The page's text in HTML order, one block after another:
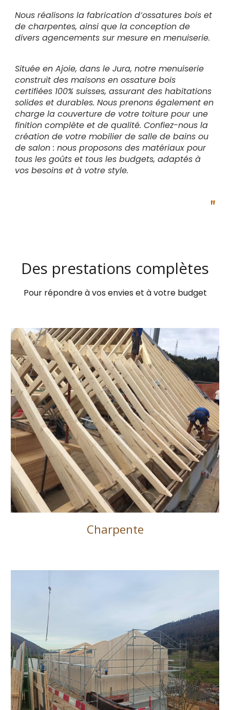
Nous réalisons la fabrication d’ossatures bois et
de charpentes, ainsi que la conception de
divers agencements sur mesure en menuiserie.
Située en Ajoie, dans le Jura, notre menuiserie
construit des maisons en ossature bois
certifiées 100% suisses, assurant des habitations
solides et durables. Nous prenons également en
charge la couverture de votre toiture pour une
finition complète et de qualité. Confiez-nous la
création de votre mobilier de salle de bains ou
de salon : nous proposons des matériaux pour
tous les goûts et tous les budgets, adaptés à
vos besoins et à votre style.
"
Des prestations complètes
Pour répondre à vos envies et à votre budget
Charpente